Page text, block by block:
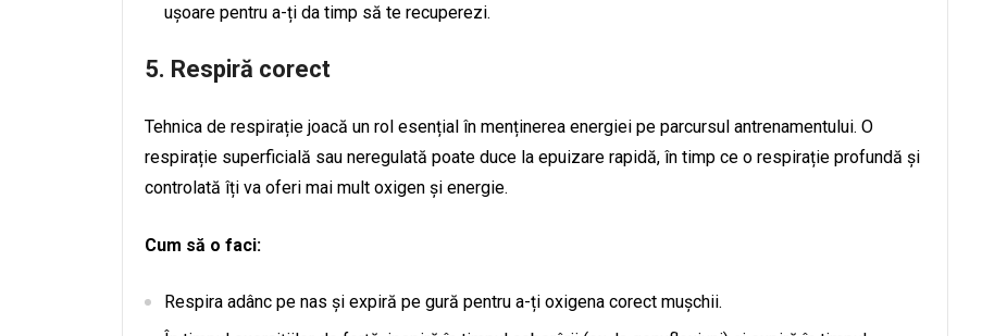
ușoare pentru a-ți da timp să te recuperezi.
5. Respiră corect
Tehnica de respirație joacă un rol esențial în menținerea energiei pe parcursul antrenamentului. O
respirație superficială sau neregulată poate duce la epuizare rapidă, în timp ce o respirație profundă și
controlată îți va oferi mai mult oxigen și energie.
Cum să o faci:
Respira adânc pe nas și expiră pe gură pentru a-ți oxigena corect mușchii.